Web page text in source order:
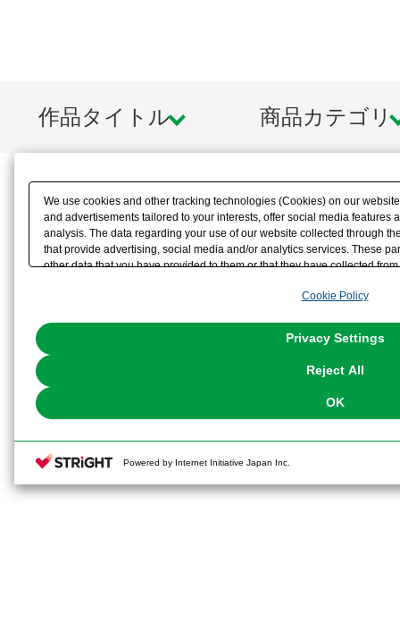
作品タイトル 商品カテゴリ
We use cookies and other tracking technologies (Cookies) on our
and advertisements tailored to your interests, offer social media features
analysis. The data regarding your use of our website collected through
that provide advertising, social media and/or analytics services. These
other data that you have provided to them or that they have collected
the use of all Cookies except for Strictly Necessary Cookies, please
You can change your consent or rejection settings at any time via
Cookie Policy
Privacy Settings
Reject All
OK
Powered by Internet Initiative Japan Inc.